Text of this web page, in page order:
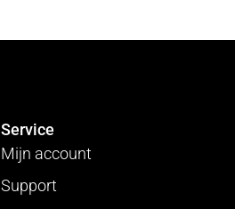
Service
Mijn account
Support